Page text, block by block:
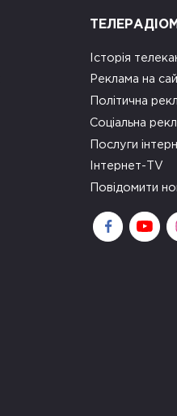
Історія
Реклама на
Політична
Соціальна
Послуги
Інтернет-TV
Повідомити